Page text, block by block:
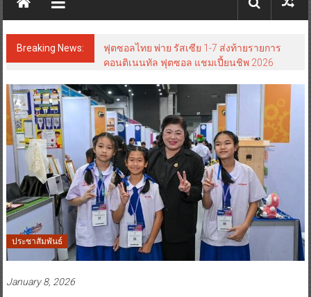
Breaking News:
ฟุตซอลไทย พ่าย รัสเซีย 1-7 ส่งท้ายรายการ
คอนติเนนทัล ฟุตซอล แชมเปี้ยนชิพ 2026
ประชาสัมพันธ์
January 8, 2026